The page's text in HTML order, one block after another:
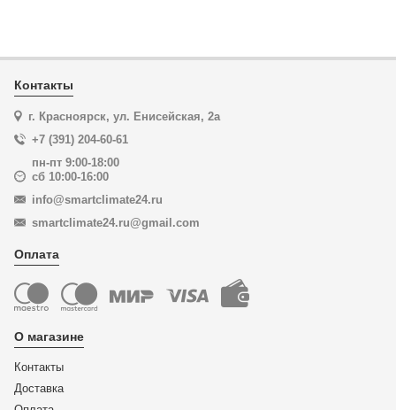
Контакты
г. Красноярск, ул. Енисейская, 2а
+7 (391) 204-60-61
пн-пт 9:00-18:00
сб 10:00-16:00
info@smartclimate24.ru
smartclimate24.ru@gmail.com
Оплата
О магазине
Контакты
Доставка